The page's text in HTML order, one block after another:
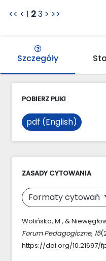
<< < 1 23 > >>
Szczegóły
POBIERZ PLIKI
pdf (English)
ZASADY CYTOWANIA
Formaty cytowań
Wolińska, M., &
Forum Pedagogiczne, 15
https://doi.org/10.21697/